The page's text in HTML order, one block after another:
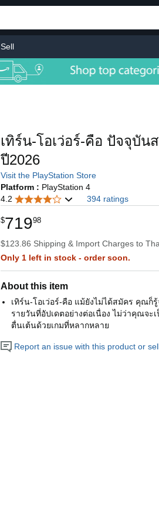
Sell
เทิร์น-โอเว่อร์-คือ ปัจจุบั
ปี2026
Visit the PlayStation Store
Platform : PlayStation 4
4.2
394 ratings
$71998
$123.86 Shipping & Import Charges to
Only 1 left in stock - order soon.
About this item
เทิร์น-โอเว่อร์-คือ แม้ยังไม่ได้สมัคร คุณก็
รายวันที่อัปเดตอย่างต่อเนื่อง ไม่ว่าคุณจะ
ตื่นเต้นด้วยเกมที่หลากหลาย
Report an issue with this product or